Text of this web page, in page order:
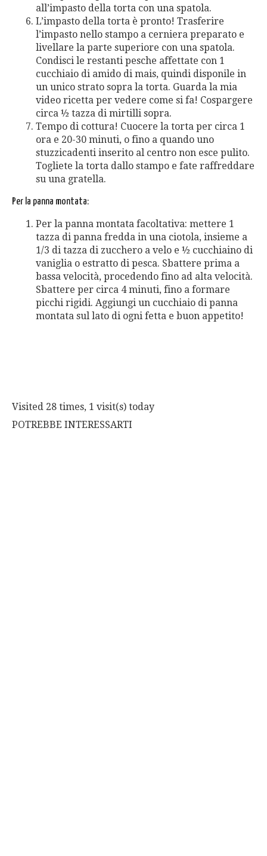
all’impasto della torta con una spatola.
L’impasto della torta è pronto! Trasferire
l’impasto nello stampo a cerniera preparato e
livellare la parte superiore con una spatola.
Condisci le restanti pesche affettate con 1
cucchiaio di amido di mais, quindi disponile in
un unico strato sopra la torta. Guarda la mia
video ricetta per vedere come si fa! Cospargere
circa ½ tazza di mirtilli sopra.
Tempo di cottura! Cuocere la torta per circa 1
ora e 20-30 minuti, o fino a quando uno
stuzzicadenti inserito al centro non esce pulito.
Togliete la torta dallo stampo e fate raffreddare
su una gratella.
Per la panna montata:
Per la panna montata facoltativa: mettere 1
tazza di panna fredda in una ciotola, insieme a
1/3 di tazza di zucchero a velo e ½ cucchiaino di
vaniglia o estratto di pesca. Sbattere prima a
bassa velocità, procedendo fino ad alta velocità.
Sbattere per circa 4 minuti, fino a formare
picchi rigidi. Aggiungi un cucchiaio di panna
montata sul lato di ogni fetta e buon appetito!
Visited 28 times, 1 visit(s) today
POTREBBE INTERESSARTI